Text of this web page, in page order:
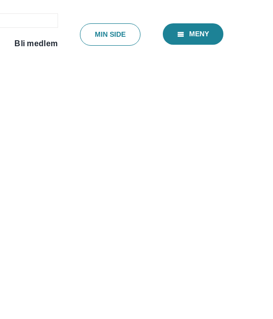
Bli medlem
MIN SIDE MENY